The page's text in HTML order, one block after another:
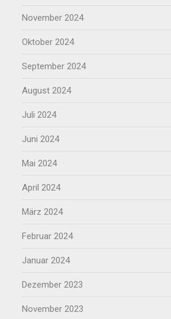
November 2024
Oktober 2024
September 2024
August 2024
Juli 2024
Juni 2024
Mai 2024
April 2024
März 2024
Februar 2024
Januar 2024
Dezember 2023
November 2023